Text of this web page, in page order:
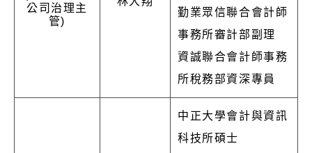
公司治理主
管)
勤業眾信聯合會計師
事務所審計部副理
資誠聯合會計師事務
所稅務部資深專員
中正大學會計與資訊
科技所碩士